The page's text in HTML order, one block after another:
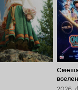
2026,